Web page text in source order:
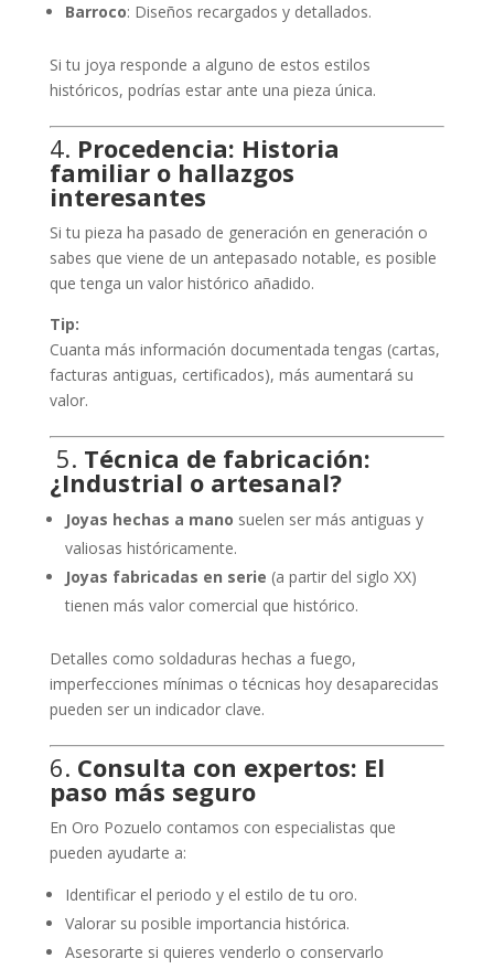
Barroco: Diseños recargados y detallados.
Si tu joya responde a alguno de estos estilos
históricos, podrías estar ante una pieza única.
4. Procedencia: Historia
familiar o hallazgos
interesantes
Si tu pieza ha pasado de generación en generación o
sabes que viene de un antepasado notable, es posible
que tenga un valor histórico añadido.
Tip:
Cuanta más información documentada tengas (cartas,
facturas antiguas, certificados), más aumentará su
valor.
️ 5. Técnica de fabricación:
¿Industrial o artesanal?
Joyas hechas a mano suelen ser más antiguas y
valiosas históricamente.
Joyas fabricadas en serie (a partir del siglo XX)
tienen más valor comercial que histórico.
Detalles como soldaduras hechas a fuego,
imperfecciones mínimas o técnicas hoy desaparecidas
pueden ser un indicador clave.
6. Consulta con expertos: El
paso más seguro
En Oro Pozuelo contamos con especialistas que
pueden ayudarte a:
Identificar el periodo y el estilo de tu oro.
Valorar su posible importancia histórica.
Asesorarte si quieres venderlo o conservarlo